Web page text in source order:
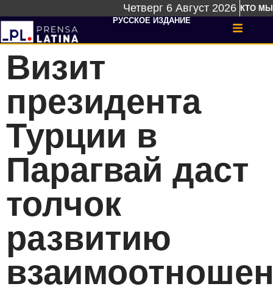
Четверг 6 Август 2026 КТО МЫ
РУССКОЕ ИЗДАНИЕ
Визит
президента
Турции в
Парагвай даст
толчок
развитию